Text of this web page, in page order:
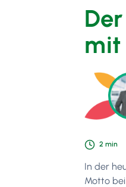
mit
2 min
In der
Motto